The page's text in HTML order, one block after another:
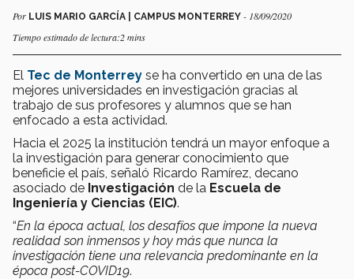
Por LUIS MARIO GARCÍA | CAMPUS MONTERREY - 18/09/2020
Tiempo estimado de lectura:2 mins
El Tec de Monterrey se ha convertido en una de las
mejores universidades en investigación gracias al
trabajo de sus profesores y alumnos que se han
enfocado a esta actividad.
Hacia el 2025 la institución tendrá un mayor enfoque a
la investigación para generar conocimiento que
beneficie el país, señaló Ricardo Ramírez, decano
asociado de Investigación de la Escuela de
Ingeniería y Ciencias (EIC).
“En la época actual, los desafíos que impone la nueva
realidad son inmensos y hoy más que nunca la
investigación tiene una relevancia predominante en la
época post-COVID19.